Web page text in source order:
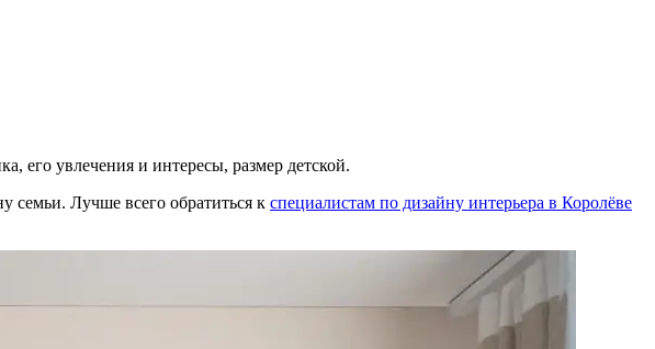
его увлечения и интересы, размер детской.
семьи. Лучше всего обратиться к специалистам по дизайну интерьера в Королёве